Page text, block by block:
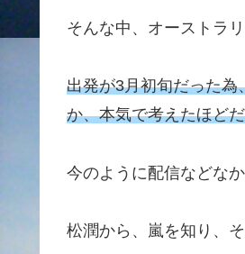
そんな中、オーストラ
出発が3月初旬だった為
か、本気で考えたほど
今のように配信などな
松潤から、嵐を知り、そ